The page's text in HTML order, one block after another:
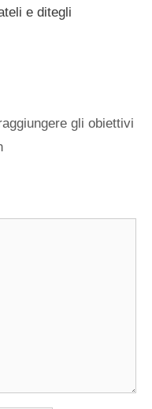
e ditegli
gli obiettivi